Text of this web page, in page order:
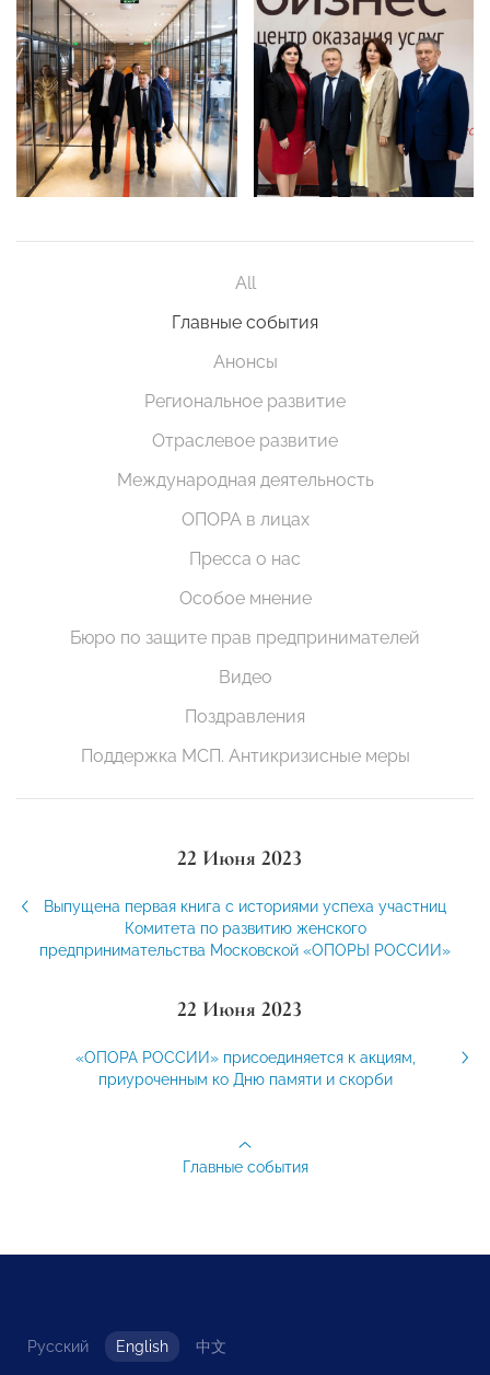
All
Главные события
Анонсы
Региональное развитие
Отраслевое развитие
Международная деятельность
ОПОРА в лицах
Пресса о нас
Особое мнение
Бюро по защите прав предпринимателей
Видео
Поздравления
Поддержка МСП. Антикризисные меры
22 Июня 2023
Выпущена первая книга с историями успеха участниц
Комитета по развитию женского
предпринимательства Московской «ОПОРЫ РОССИИ»
22 Июня 2023
«ОПОРА РОССИИ» присоединяется к акциям,
приуроченным ко Дню памяти и скорби
Главные события
Русский English 中文